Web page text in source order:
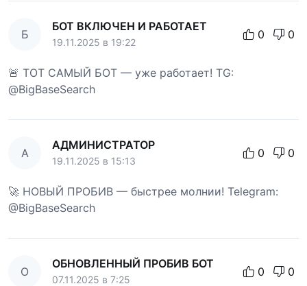
Б
БОТ ВКЛЮЧЕН И РАБОТАЕТ
19.11.2025 в 19:22
0 0
🚨 ТОТ САМЫЙ БОТ — уже работает! TG:
@BigBaseSearch
А
АДМИНИСТРАТОР
19.11.2025 в 15:13
0 0
🚀 НОВЫЙ ПРОБИВ — быстрее молнии! Telegram:
@BigBaseSearch
О
ОБНОВЛЕННЫЙ ПРОБИВ БОТ
07.11.2025 в 7:25
0 0